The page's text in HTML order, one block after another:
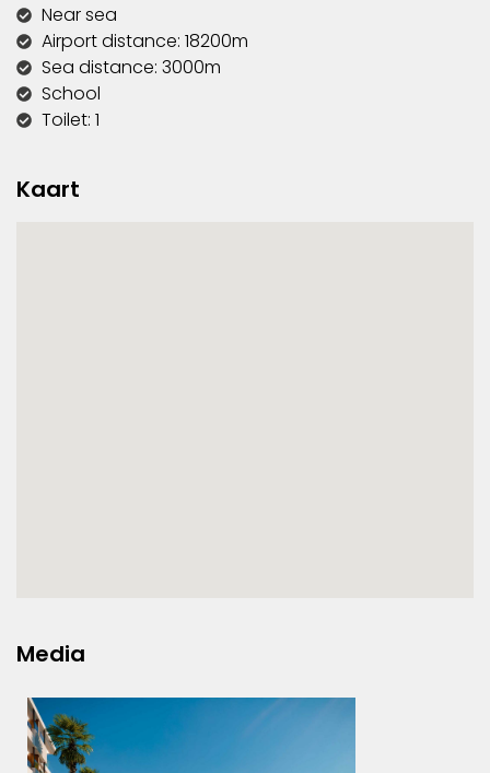
Near sea
Airport distance: 18200m
Sea distance: 3000m
School
Toilet: 1
Kaart
Media